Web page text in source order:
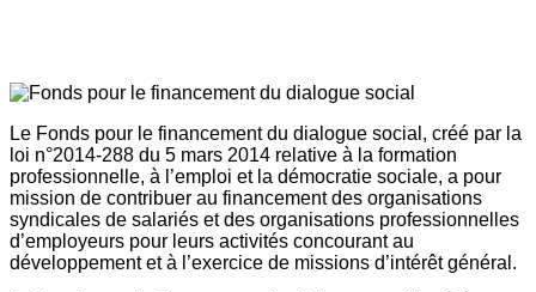
Le Fonds pour le financement du dialogue social, créé par la
loi n°2014-288 du 5 mars 2014 relative à la formation
professionnelle, à l’emploi et la démocratie sociale, a pour
mission de contribuer au financement des organisations
syndicales de salariés et des organisations professionnelles
d’employeurs pour leurs activités concourant au
développement et à l’exercice de missions d’intérêt général.